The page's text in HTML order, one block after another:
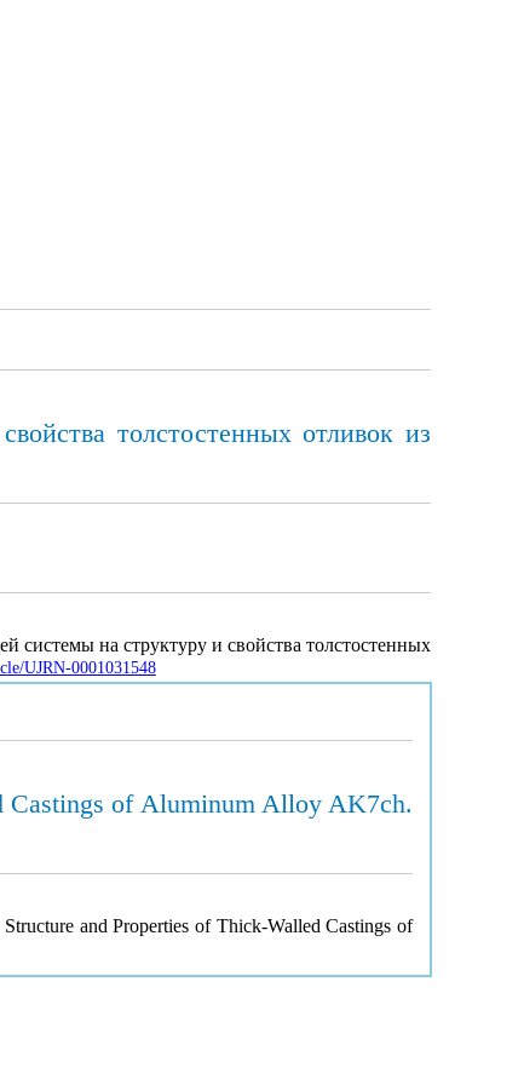
толстостенных отливок из
на структуру и свойства толстостенных
UJRN-0001031548
Castings of Aluminum Alloy AK7ch.
and Properties of Thick-Walled Castings of